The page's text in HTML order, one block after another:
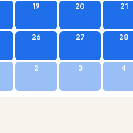
19 20 21
26 27 28
2 3 4